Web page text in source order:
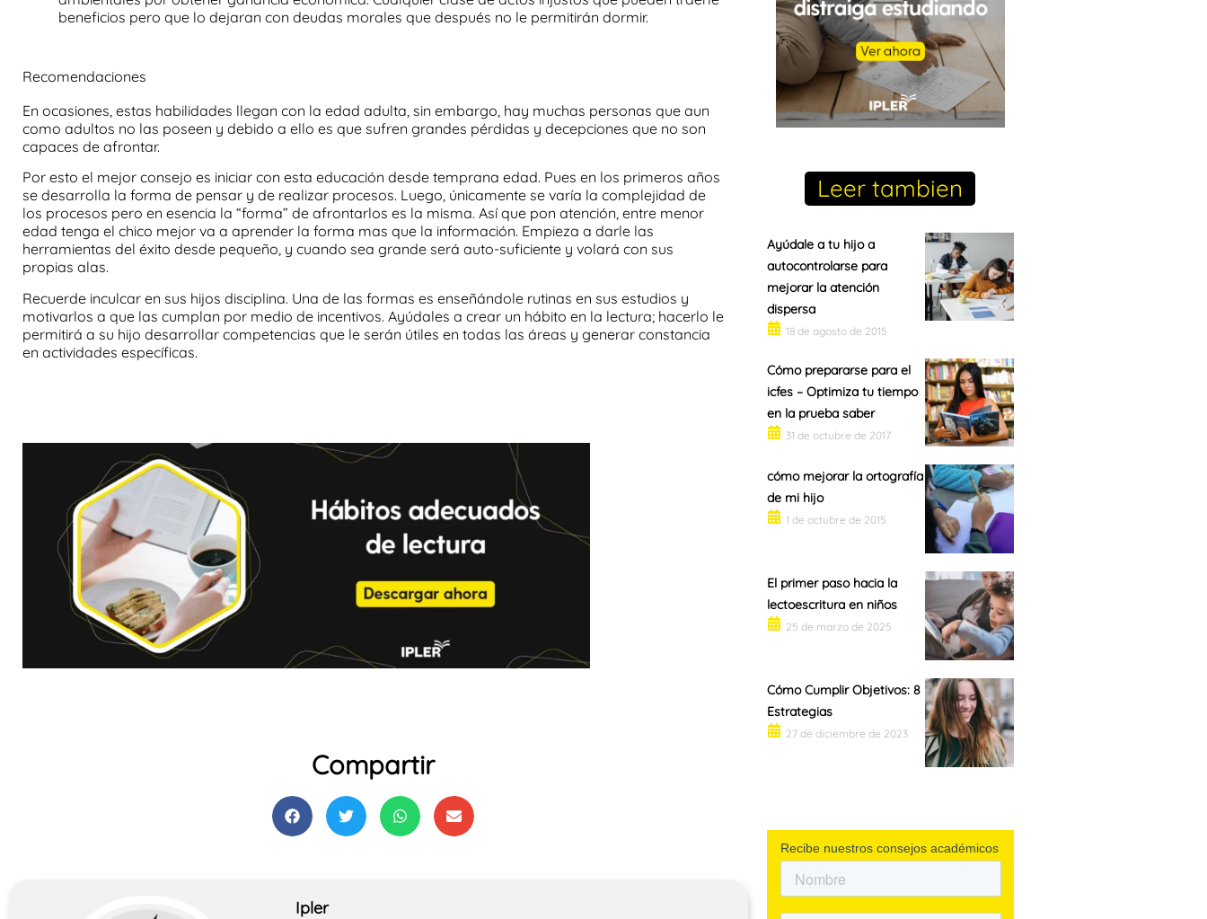
beneficios pero que lo dejaran con deudas morales que después no le permitirán dormir.
Recomendaciones
En ocasiones, estas habilidades llegan con la edad adulta, sin embargo, hay muchas personas que aun
como adultos no las poseen y debido a ello es que sufren grandes pérdidas y decepciones que no son
capaces de afrontar.
Por esto el mejor consejo es iniciar con esta educación desde temprana edad. Pues en los primeros años
se desarrolla la forma de pensar y de realizar procesos. Luego, únicamente se varía la complejidad de
los procesos pero en esencia la “forma” de afrontarlos es la misma. Así que pon atención, entre menor
edad tenga el chico mejor va a aprender la forma mas que la información. Empieza a darle las
herramientas del éxito desde pequeño, y cuando sea grande será auto-suficiente y volará con sus
propias alas.
Recuerde inculcar en sus hijos disciplina. Una de las formas es enseñándole rutinas en sus estudios y
motivarlos a que las cumplan por medio de incentivos. Ayúdales a crear un hábito en la lectura; hacerlo le
permitirá a su hijo desarrollar competencias que le serán útiles en todas las áreas y generar constancia
en actividades específicas.
Compartir
Ipler
Leer tambien
Ayúdale a tu hijo a
autocontrolarse para
mejorar la atención
dispersa
18 de agosto de 2015
Cómo prepararse para el
icfes – Optimiza tu tiempo
en la prueba saber
31 de octubre de 2017
cómo mejorar la ortografía
de mi hijo
1 de octubre de 2015
El primer paso hacia la
lectoescritura en niños
25 de marzo de 2025
Cómo Cumplir Objetivos: 8
Estrategias
27 de diciembre de 2023